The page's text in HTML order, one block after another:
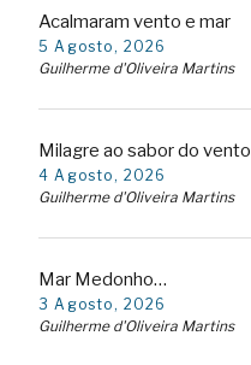
Acalmaram vento e mar
5 Agosto, 2026
Guilherme d'Oliveira Martins
Milagre ao sabor do vento
4 Agosto, 2026
Guilherme d'Oliveira Martins
Mar Medonho…
3 Agosto, 2026
Guilherme d'Oliveira Martins